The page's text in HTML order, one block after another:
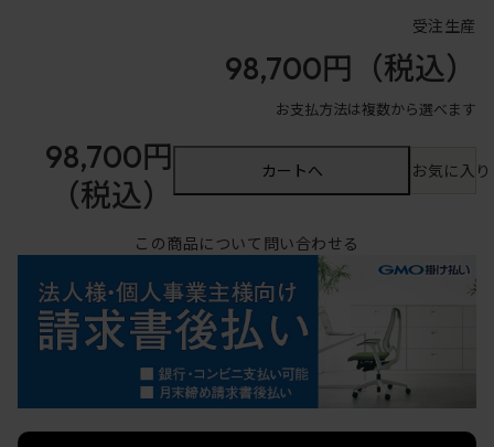
受注生産
98,700円 （税込）
お支払方法は複数から選べます
98,700円
（税込）
カートへ お気に入
この商品について問い合わせる